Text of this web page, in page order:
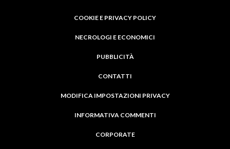
COOKIE E PRIVACY POLICY
NECROLOGI E ECONOMICI
PUBBLICITÀ
CONTATTI
MODIFICA IMPOSTAZIONI PRIVACY
INFORMATIVA COMMENTI
CORPORATE